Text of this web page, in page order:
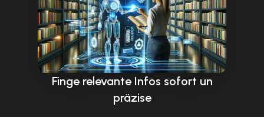
Finge relevante Infos sofort un
präzise